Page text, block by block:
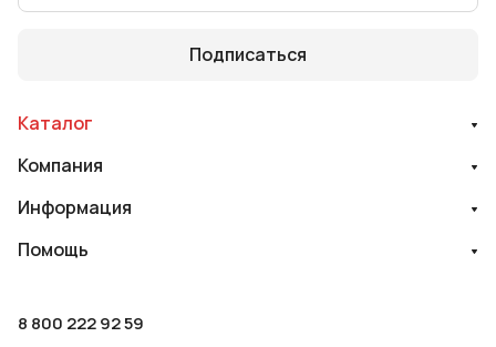
Подписаться
Каталог
Компания
Информация
Помощь
8 800 222 92 59